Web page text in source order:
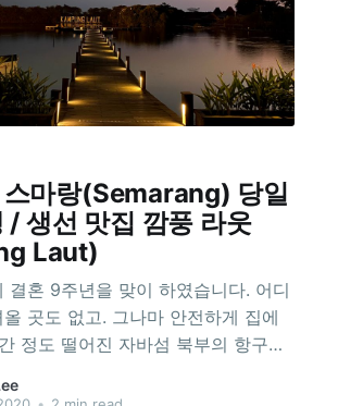
스마랑(Semarang) 당일
/ 생선 맛집 깜풍 라웃
Laut)
결혼 9주년을 맞이 하였습니다. 어디
곳도 없고. 그나마 안전하게 집에
정도 떨어진 자바섬 북부의 항구도
에 다녀왔습니다. 제가 좋아하
IBC(Ikan Bakar Cianjur)가 여기도